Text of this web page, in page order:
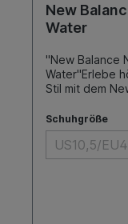
New
Water
"New Balance
Water"Erlebe
Stil mit dem
eingehen
eine
im Skatepark
Schuhgröße
US10,5/